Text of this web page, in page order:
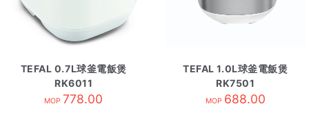
TEFAL 0.7L球釜電飯煲
RK6011
MOP 778.00
TEFAL 1.0L球釜電飯煲
RK7501
MOP 688.00